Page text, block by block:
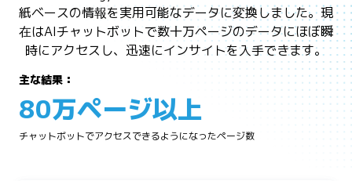
紙ベースの情報を実用可能なデータに変換しました。現
在はAIチャットボットで数十万ページのデータにほぼ瞬
時にアクセスし、迅速にインサイトを入手できます。
主な結果：
80万ページ以上
チャットボットでアクセスできるようになったページ数